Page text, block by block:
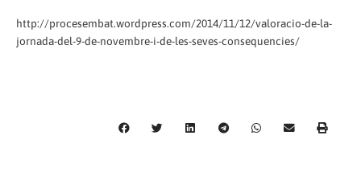
http://procesembat.wordpress.com/2014/11/12/valoracio-de-la-
jornada-del-9-de-novembre-i-de-les-seves-consequencies/